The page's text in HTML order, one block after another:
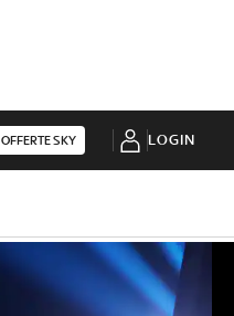
OFFERTE SKY LOGIN